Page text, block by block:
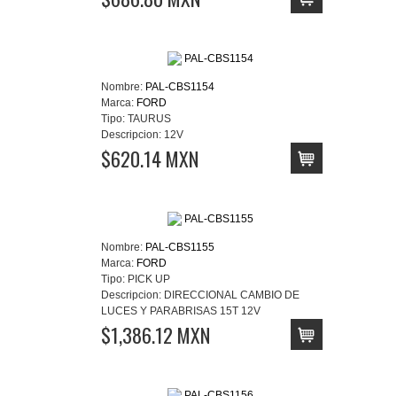
Nombre: PAL-CBS1154
Marca: FORD
Tipo: TAURUS
Descripcion: 12V
$620.14 MXN
Nombre: PAL-CBS1155
Marca: FORD
Tipo: PICK UP
Descripcion: DIRECCIONAL CAMBIO DE
LUCES Y PARABRISAS 15T 12V
$1,386.12 MXN